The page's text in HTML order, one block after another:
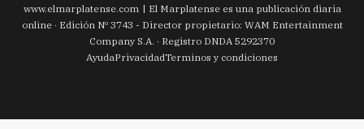
www.elmarplatense.com
El Marplatense es una publicación diaria
online · Edición Nº 3743 - Director propietario: WAM Entertainment
Company S.A. · Registro DNDA 5292370
AyudaPrivacidadTerminos y condiciones